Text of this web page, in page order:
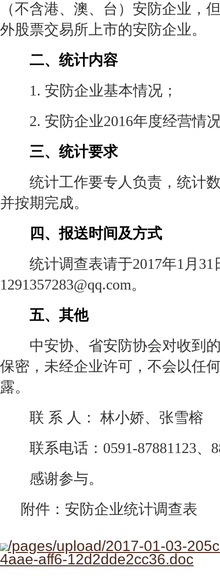
（不含港、澳、台）安防企业，
外股票交易所上市的安防企业。
二、统计内容
1. 安防企业基本情况；
2. 安防企业2016年度经营情
三、统计要求
统计工作要专人负责，统计数
并按期完成。
四、报送时间及方式
统计调查表请于2017年1月31
1291357283@qq.com。
五、其他
中安协、省安防协会对收到的
保密，未经企业许可，不会以任
露。
联 系 人： 林小娇、张雪榕
联系电话：0591-87881123、
感谢参与。
附件：安防企业统计调查表
/pages/upload/2017-01-03-
4aae-aff6-12d2dde2cc36.doc